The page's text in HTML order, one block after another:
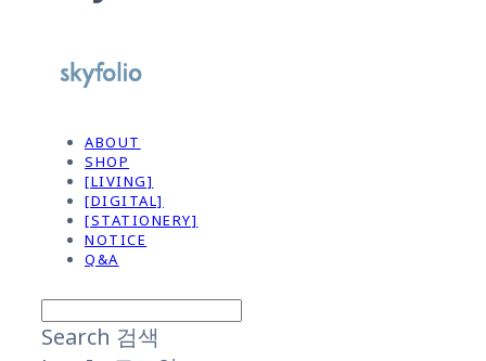
ABOUT
SHOP
[LIVING]
[DIGITAL]
[STATIONERY]
NOTICE
Q&A
Search 검색